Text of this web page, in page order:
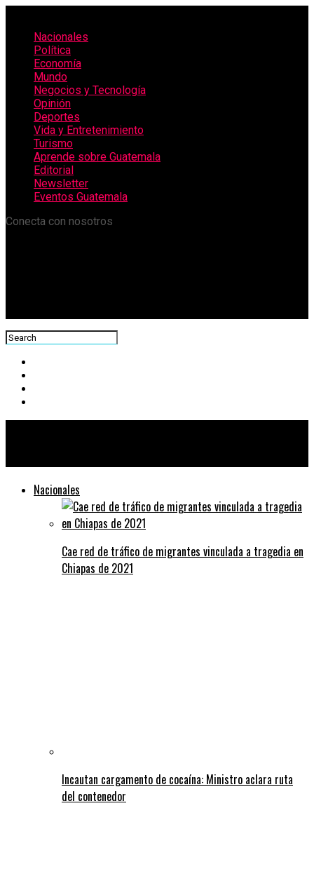
Nacionales
Política
Economía
Mundo
Negocios y Tecnología
Opinión
Deportes
Vida y Entretenimiento
Turismo
Aprende sobre Guatemala
Editorial
Newsletter
Eventos Guatemala
Conecta con nosotros
Nacionales
Cae red de tráfico de migrantes vinculada a tragedia en
Chiapas de 2021
Incautan cargamento de cocaína: Ministro aclara ruta
del contenedor